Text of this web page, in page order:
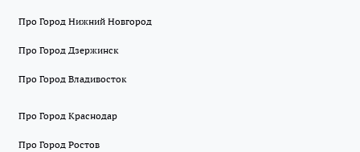
Про Город Нижний Новгород
Про Город Дзержинск
Про Город Владивосток
Про Город Краснодар
Про Город Ростов